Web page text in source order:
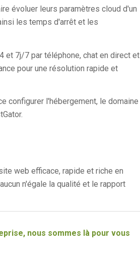
évoluer leurs paramètres cloud d'un
les temps d'arrêt et les
et 7j/7 par téléphone, chat en direct et
pour une résolution rapide et
configurer l'hébergement, le domaine
web efficace, rapide et riche en
n'égale la qualité et le rapport
nous sommes là pour vous